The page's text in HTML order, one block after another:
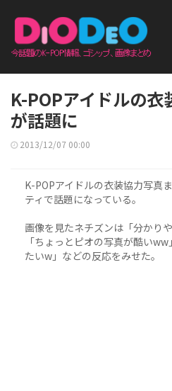
K-POPアイドルの衣
が話題に
2013/12/07 00:00
K-POPアイドルの衣装協力写真
ティで話題になっている。
画像を見たネチズンは「分かり
「ちょっとピオの写真が酷い
たいw」などの反応をみせた。